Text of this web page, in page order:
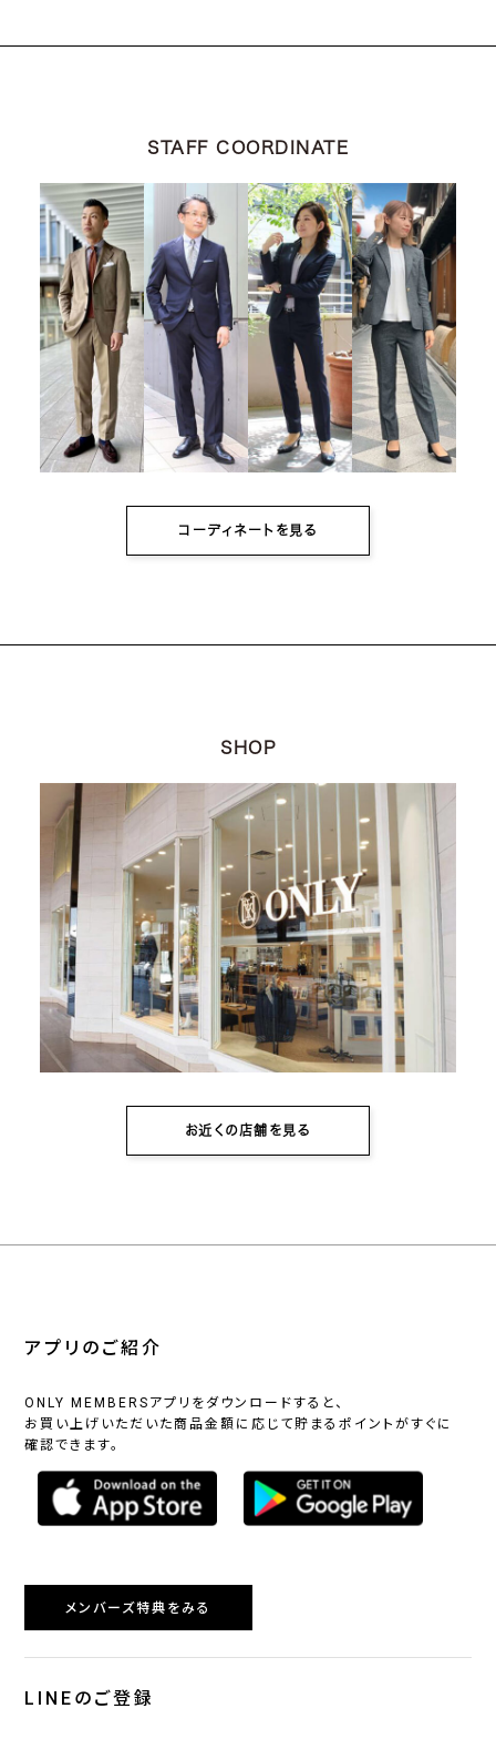
STAFF COORDINATE
コーディネートを見る
SHOP
お近くの店舗を見る
アプリのご紹介
ONLY MEMBERSアプリをダウンロードすると、
お買い上げいただいた商品金額に応じて貯まるポイントがすぐに
確認できます。
メンバーズ特典をみる
LINEのご登録